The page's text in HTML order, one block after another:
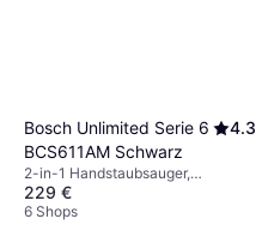
Bosch Unlimited Serie 6
BCS611AM Schwarz
4.3
2-in-1 Handstaubsauger,
Beutellos, 600W, 85 dB
229 €
6 Shops